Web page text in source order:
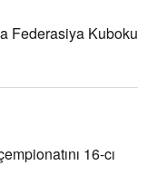
Federasiya Kuboku
16-cı